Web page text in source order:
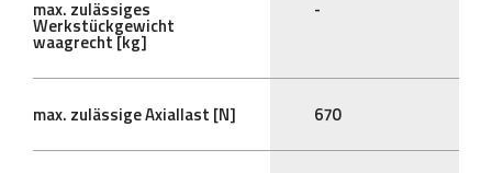
max. zulässiges
Werkstückgewicht
waagrecht [kg]
-
max. zulässige Axiallast [N] 670